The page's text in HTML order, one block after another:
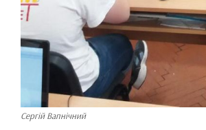
Сергій Вапнічний